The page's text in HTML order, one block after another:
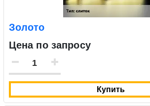
Золото
Цена по запросу
Купить